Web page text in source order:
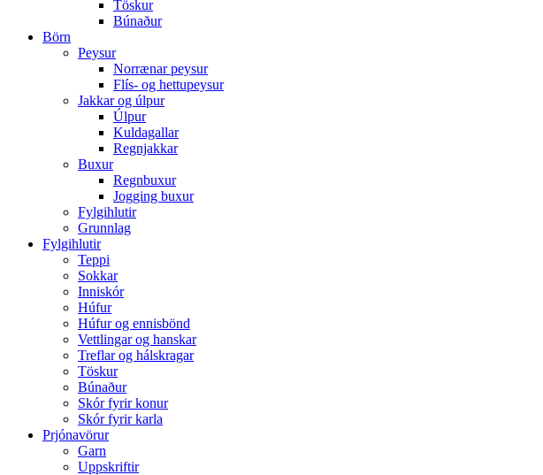
Töskur
Búnaður
Börn
Peysur
Norrænar peysur
Flís- og hettupeysur
Jakkar og úlpur
Úlpur
Kuldagallar
Regnjakkar
Buxur
Regnbuxur
Jogging buxur
Fylgihlutir
Grunnlag
Fylgihlutir
Teppi
Sokkar
Inniskór
Húfur
Húfur og ennisbönd
Vettlingar og hanskar
Treflar og hálskragar
Töskur
Búnaður
Skór fyrir konur
Skór fyrir karla
Prjónavörur
Garn
Uppskriftir